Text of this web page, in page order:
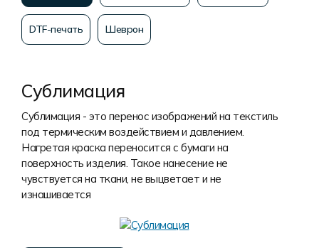
DTF-печать Шеврон
Сублимация
Сублимация - это перенос изображений на текстиль
под термическим воздействием и давлением.
Нагретая краска переносится с бумаги на
поверхность изделия. Такое нанесение не
чувствуется на ткани, не выцветает и не
изнашивается